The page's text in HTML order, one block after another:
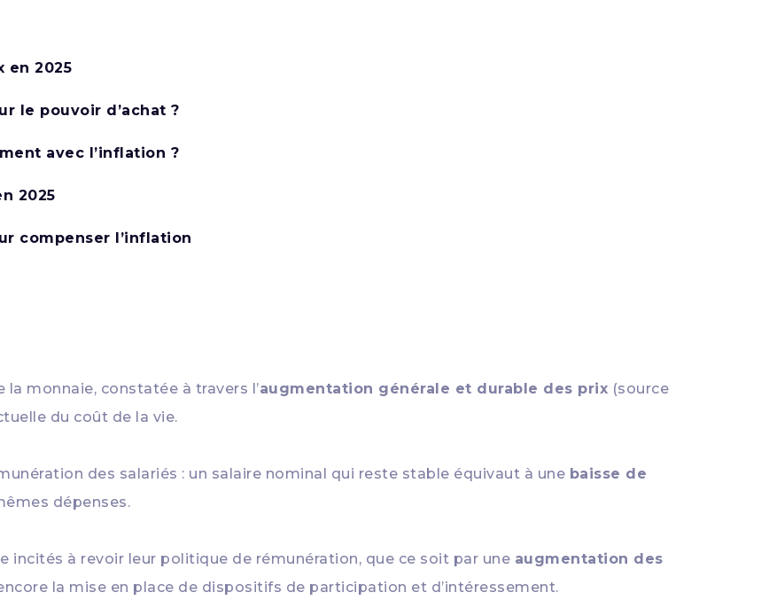
en 2025
le pouvoir d’achat ?
avec l’inflation ?
2025
compenser l’inflation
monnaie, constatée à travers l’augmentation générale et durable des prix (source
du coût de la vie.
des salariés : un salaire nominal qui reste stable équivaut à une baisse de
dépenses.
incités à revoir leur politique de rémunération, que ce soit par une augmentation des
la mise en place de dispositifs de participation et d’intéressement.